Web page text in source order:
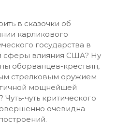
в сказочки об
карликового
государства в
сферы влияния США? Ну
оборванцев-крестьян,
стрелковым оружием
мощнейшей
чуть критического
очевидна